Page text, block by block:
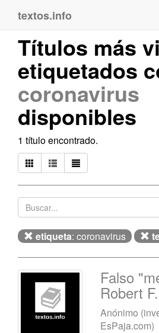
textos.info
Títulos más
etiquetados
coronavirus
disponibles
1 título encontrado.
etiqueta: coronavirus
Falso
Robert
Anónimo
EsPaja.com)